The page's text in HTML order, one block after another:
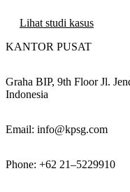
Lihat studi kasus
KANTOR PUSAT
Graha BIP, 9th Floor Jl.
Indonesia
Email: info@kpsg.com
Phone: +62 21–5229910